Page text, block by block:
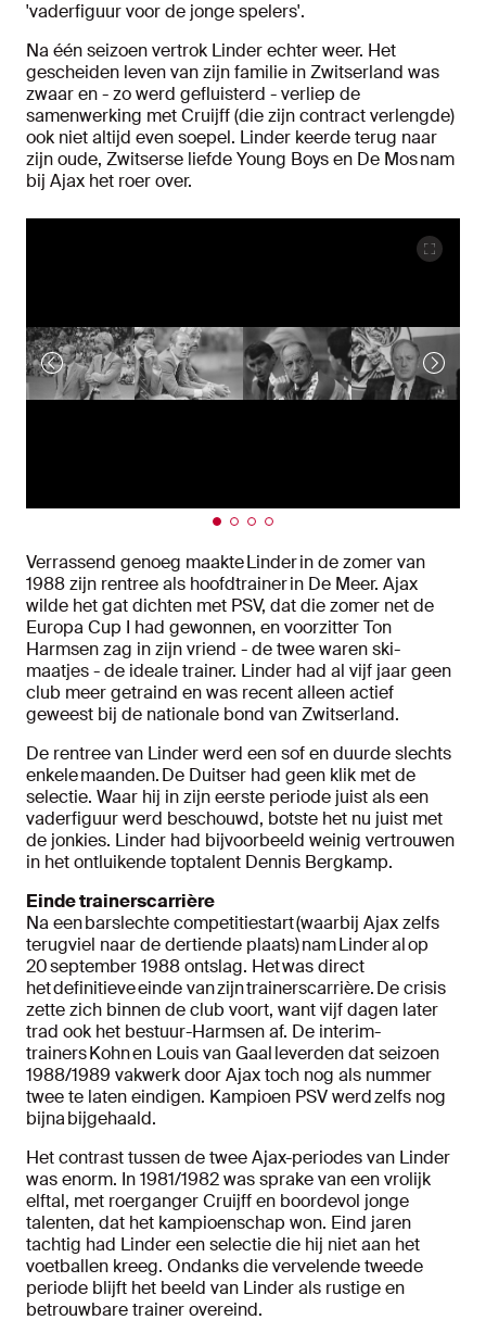
'vaderfiguur voor de jonge spelers'.
Na één seizoen vertrok Linder echter weer. Het
gescheiden leven van zijn familie in Zwitserland was
zwaar en - zo werd gefluisterd - verliep de
samenwerking met Cruijff (die zijn contract verlengde)
ook niet altijd even soepel. Linder keerde terug naar
zijn oude, Zwitserse liefde Young Boys en De Mos nam
bij Ajax het roer over.
Verrassend genoeg maakte Linder in de zomer van
1988 zijn rentree als hoofdtrainer in De Meer. Ajax
wilde het gat dichten met PSV, dat die zomer net de
Europa Cup I had gewonnen, en voorzitter Ton
Harmsen zag in zijn vriend - de twee waren ski-
maatjes - de ideale trainer. Linder had al vijf jaar geen
club meer getraind en was recent alleen actief
geweest bij de nationale bond van Zwitserland.
De rentree van Linder werd een sof en duurde slechts
enkele maanden. De Duitser had geen klik met de
selectie. Waar hij in zijn eerste periode juist als een
vaderfiguur werd beschouwd, botste het nu juist met
de jonkies. Linder had bijvoorbeeld weinig vertrouwen
in het ontluikende toptalent Dennis Bergkamp.
Einde trainerscarrière
Na een barslechte competitiestart (waarbij Ajax zelfs
terugviel naar de dertiende plaats) nam Linder al op
20 september 1988 ontslag. Het was direct
het definitieve einde van zijn trainerscarrière. De crisis
zette zich binnen de club voort, want vijf dagen later
trad ook het bestuur-Harmsen af. De interim-
trainers Kohn en Louis van Gaal leverden dat seizoen
1988/1989 vakwerk door Ajax toch nog als nummer
twee te laten eindigen. Kampioen PSV werd zelfs nog
bijna bijgehaald.
Het contrast tussen de twee Ajax-periodes van Linder
was enorm. In 1981/1982 was sprake van een vrolijk
elftal, met roerganger Cruijff en boordevol jonge
talenten, dat het kampioenschap won. Eind jaren
tachtig had Linder een selectie die hij niet aan het
voetballen kreeg. Ondanks die vervelende tweede
periode blijft het beeld van Linder als rustige en
betrouwbare trainer overeind.